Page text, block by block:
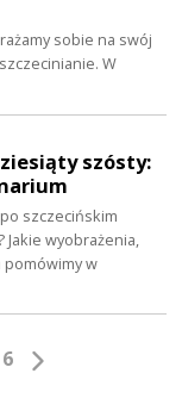
sobie na swój
W
szósty:
szczecińskim
Jakie wyobrażenia,
pomówimy w
6